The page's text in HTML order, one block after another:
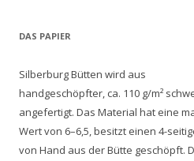
DAS PAPIER
Silberburg Bütten wird aus
handgeschöpfter, ca. 110 g/m²
angefertigt. Das Material hat eine
Wert von 6–6,5, besitzt einen 4-
von Hand aus der Bütte geschöpft.